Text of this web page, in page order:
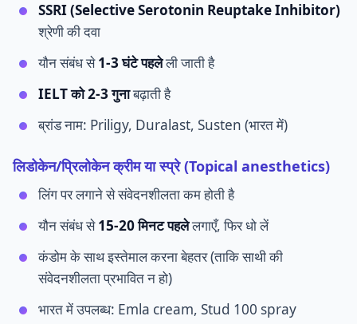
SSRI (Selective Serotonin Reuptake Inhibitor)
श्रेणी की दवा
यौन संबंध से1-3 घंटे पहलेली जाती है
IELT को 2-3 गुनाबढ़ाती है
ब्रांड नाम: Priligy, Duralast, Susten (भारत में)
लिडोकेन/प्रिलोकेन क्रीम या स्प्रे (Topical anesthetics)
लिंग पर लगाने से संवेदनशीलता कम होती है
यौन संबंध से15-20 मिनट पहलेलगाएँ, फिर धो लें
कंडोम के साथ इस्तेमाल करना बेहतर (ताकि साथी की
संवेदनशीलता प्रभावित न हो)
भारत में उपलब्ध: Emla cream, Stud 100 spray